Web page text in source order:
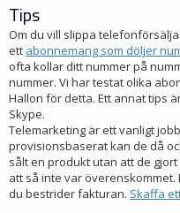
Tips
Om du vill slippa
ett abonnemang som döljer
ofta kollar ditt nummer på
nummer. Vi har testat olika
Hallon för detta. Ett annat tips
Skype.
Telemarketing är ett vanligt
provisionsbaserat kan de då
sålt en produkt utan att de
att så inte var
du bestrider fakturan. Skaffa